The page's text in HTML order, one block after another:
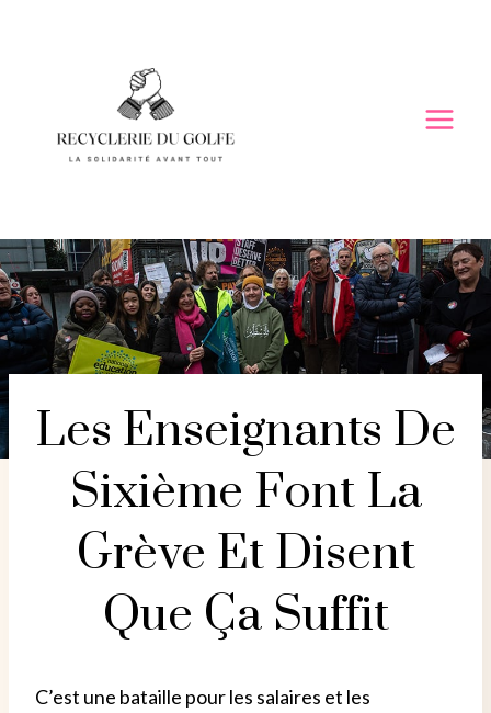
Les Enseignants De
Sixième Font La
Grève Et Disent
Que Ça Suffit
C’est une bataille pour les salaires et les